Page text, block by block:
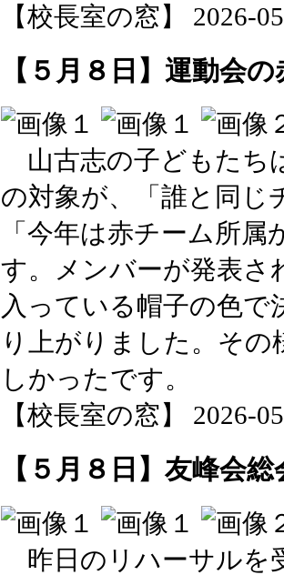
【校長室の窓】 2026-
【５月８日】運動会
山古志の子どもたち
の対象が、「誰と同じ
「今年は赤チーム所
す。メンバーが発表さ
入っている帽子の色
り上がりました。そ
しかったです。
【校長室の窓】 2026-
【５月８日】友峰会
昨日のリハーサルを